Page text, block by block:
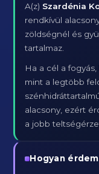
A(z) Szardénia
rendkívül
zöldségnél és
tartalmaz.
Ha a cél a
mint a legtöbb
alacsony, ezért
a jobb
Hogyan